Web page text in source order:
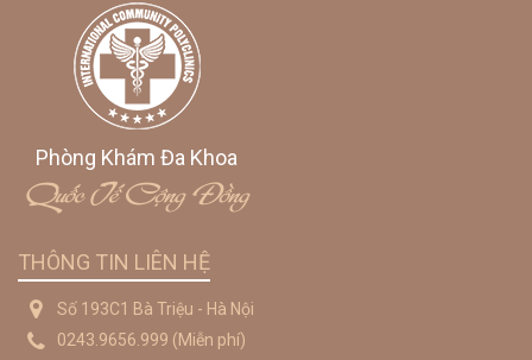
Phòng Khám Đa Khoa
Quốc Tế Cộng Đồng
THÔNG TIN LIÊN HỆ
Số 193C1 Bà Triệu - Hà Nội
0243.9656.999 (Miễn phí)